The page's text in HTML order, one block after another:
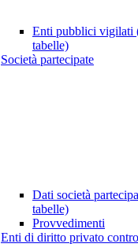
Enti pubblici vigilati
tabelle)
Società partecipate
Dati società
tabelle)
Provvedimenti
Enti di diritto privato